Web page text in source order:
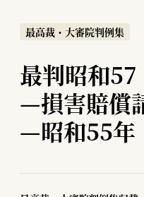
最高裁・大審院判例集
最判昭和
—損害賠償
—昭和55